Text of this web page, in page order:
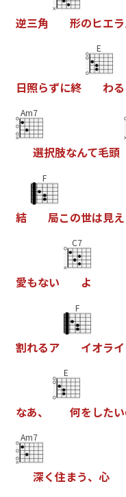
逆三角 形のヒエラ
日照らずに終
E
わる
Am7
選択肢なんて毛頭
結
F
局この世は見え
愛もない
C7
よ
割れるア
F
イオライ
なあ、
E
何をしたい
Am7
深く住まう、 心